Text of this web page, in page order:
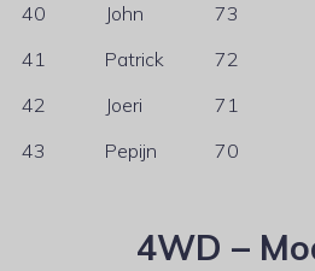
40
John 73
41
Patrick 72
42
Joeri 71
43
Pepijn 70
4WD –